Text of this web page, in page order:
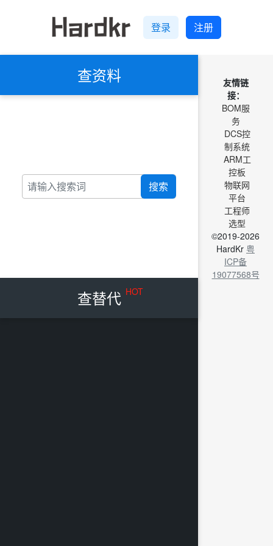
登录 注册
查资料
搜索
查替代 HOT
友情链
接：
BOM服
务
DCS控
制系统
ARM工
控板
物联网
平台
工程师
选型
©2019-2026
HardKr 粤
ICP备
19077568号